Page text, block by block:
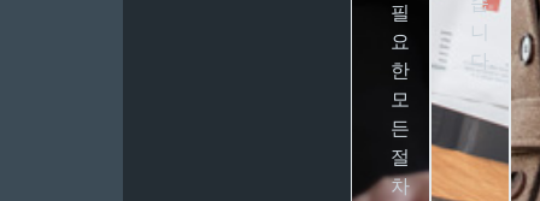
필
요
한
모
든
절
차
니
다.